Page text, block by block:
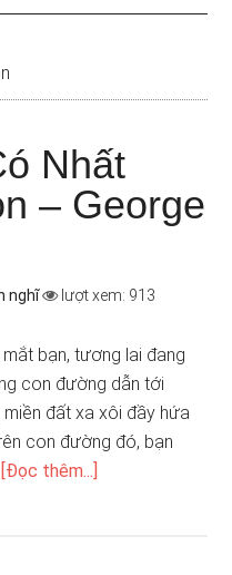
Nhất
– George
nghĩ lượt xem: 913
bạn, tương lai đang
con đường dẫn tới
miền đất xa xôi đầy hứa
con đường đó, bạn
[Đọc thêm...]